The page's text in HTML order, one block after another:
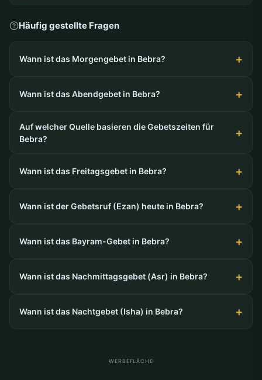
Häufig gestellte Fragen
Wann ist das Morgengebet in Bebra?
Wann ist das Abendgebet in Bebra?
Auf welcher Quelle basieren die Gebetszeiten für
Bebra?
Wann ist das Freitagsgebet in Bebra?
Wann ist der Gebetsruf (Ezan) heute in Bebra?
Wann ist das Bayram-Gebet in Bebra?
Wann ist das Nachmittagsgebet (Asr) in Bebra?
Wann ist das Nachtgebet (Isha) in Bebra?
WERBEFLÄCHE